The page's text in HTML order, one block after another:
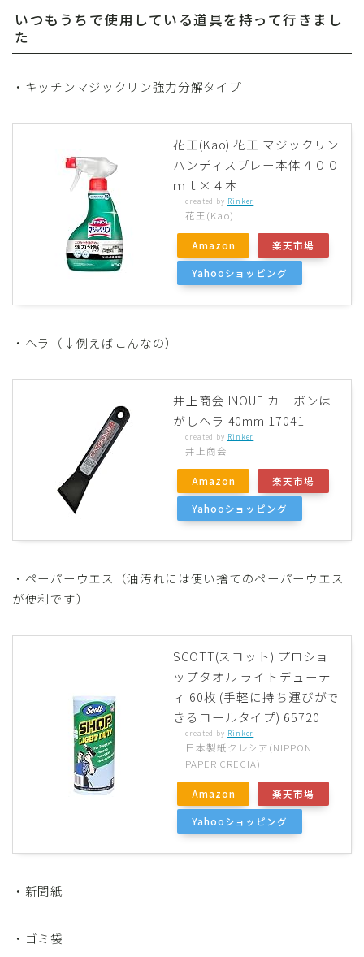
いつもうちで使用している道具を持って行きまし
た
・キッチンマジックリン強力分解タイプ
花王(Kao) 花王 マジックリン
ハンディスプレー本体４００
ｍｌ×４本
created by Rinker
花王(Kao)
Amazon 楽天市場
Yahooショッピング
・ヘラ（↓例えばこんなの）
井上商会 INOUE カーボンは
がしヘラ 40mm 17041
created by Rinker
井上商会
Amazon 楽天市場
Yahooショッピング
・ペーパーウエス（油汚れには使い捨てのペーパーウエス
が便利です）
SCOTT(スコット) プロショ
ップタオル ライトデューテ
ィ 60枚 (手軽に持ち運びがで
きるロールタイプ) 65720
created by Rinker
日本製紙クレシア(NIPPON
PAPER CRECIA)
Amazon 楽天市場
Yahooショッピング
・新聞紙
・ゴミ袋